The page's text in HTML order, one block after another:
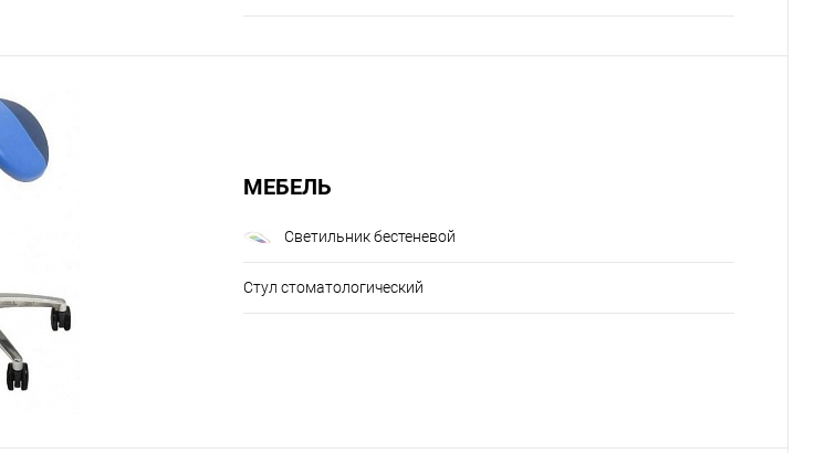
МЕБЕЛЬ
Светильник бестеневой
Стул стоматологический